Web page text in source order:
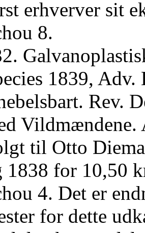
erhverver sit
8.
1839,
Rev.
Vildmændene.
til Otto
1838 for 10,50
4. Det er
for dette